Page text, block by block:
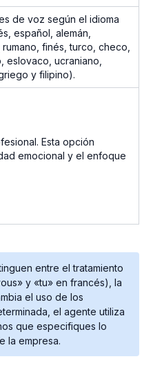
de voz según el idioma
español, alemán,
finés, turco, checo,
eslovaco, ucraniano,
y filipino).
Esta opción
emocional y el enfoque
entre el tratamiento
y «tu» en francés), la
el uso de los
el agente utiliza
que especifiques lo
la empresa.